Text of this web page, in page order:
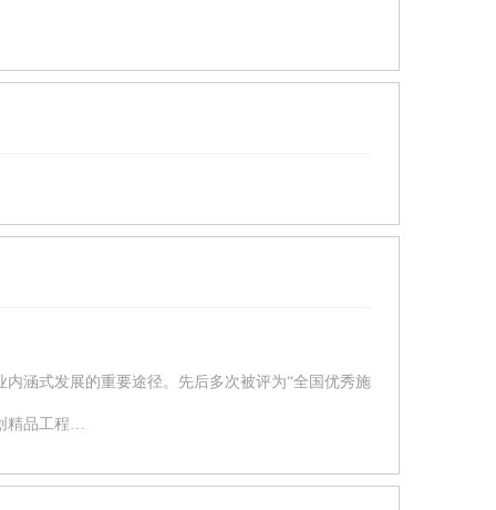
涵式发展的重要途径。先后多次被评为“全国优秀施
精品工程…